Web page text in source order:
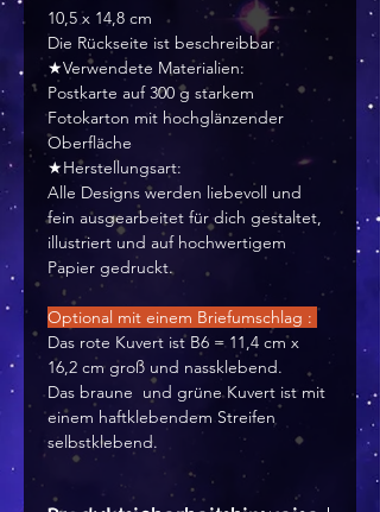
10,5 x 14,8 cm
Die Rückseite ist beschreibbar
★Verwendete Materialien:
Postkarte auf 300 g starkem
Fotokarton mit hochglänzender
Oberfläche
★Herstellungsart:
Alle Designs werden liebevoll und
fein ausgearbeitet für dich gestaltet,
illustriert und auf hochwertigem
Papier gedruckt.
Optional mit einem Briefumschlag :
Das rote Kuvert ist B6 = 11,4 cm x
16,2 cm groß und nassklebend.
Das braune und grüne Kuvert ist mit
einem haftklebendem Streifen
selbstklebend.